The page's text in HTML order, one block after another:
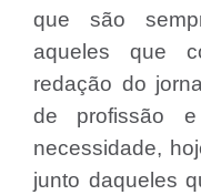
que são
aqueles que
redação do
de profissão
necessidade,
junto daqueles